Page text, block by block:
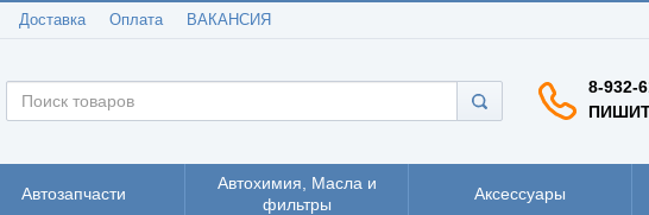
Доставка Оплата ВАКАНСИЯ
8-932-
Автозапчасти
Автохимия, Масла и
фильтры
Аксессуары